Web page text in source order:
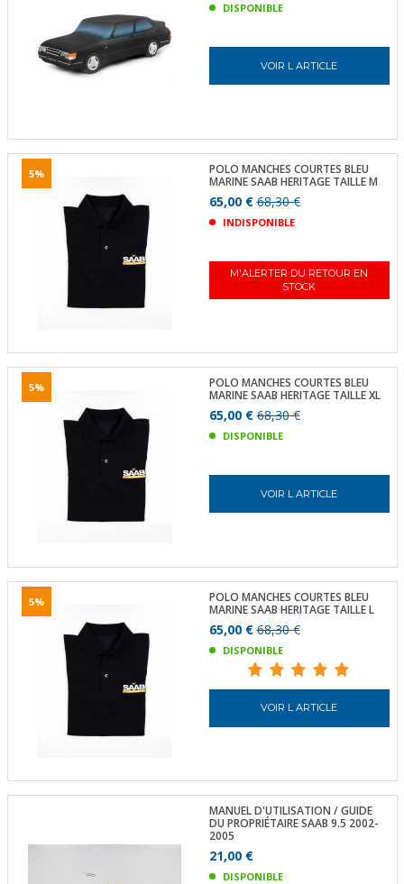
DISPONIBLE
VOIR L ARTICLE
5%
POLO MANCHES COURTES BLEU
MARINE SAAB HERITAGE TAILLE M
65,00 €68,30 €
INDISPONIBLE
M'ALERTER DU RETOUR EN
STOCK
5%
POLO MANCHES COURTES BLEU
MARINE SAAB HERITAGE TAILLE XL
65,00 €68,30 €
DISPONIBLE
VOIR L ARTICLE
5%
POLO MANCHES COURTES BLEU
MARINE SAAB HERITAGE TAILLE L
65,00 €68,30 €
DISPONIBLE
VOIR L ARTICLE
MANUEL D'UTILISATION / GUIDE
DU PROPRIÉTAIRE SAAB 9.5 2002-
2005
21,00 €
DISPONIBLE